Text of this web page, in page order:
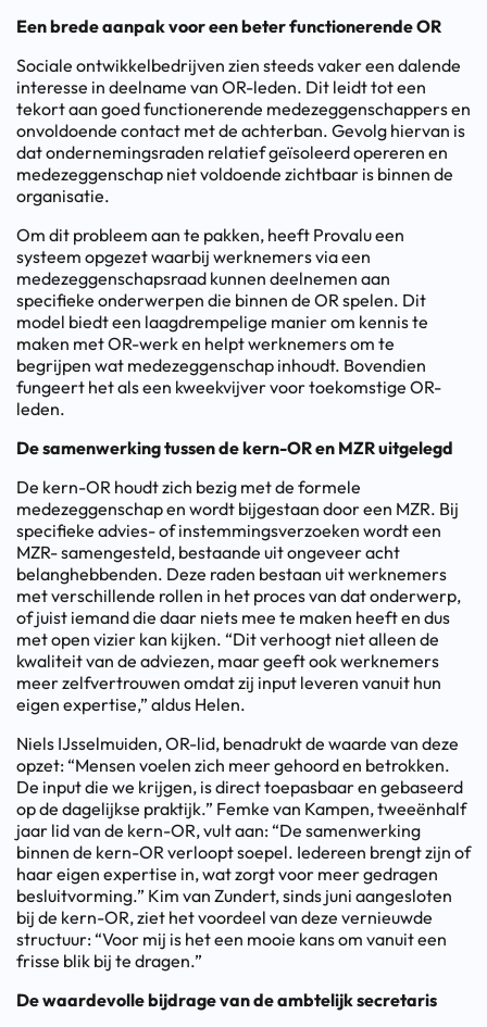
Een brede aanpak voor een beter functionerende OR
Sociale ontwikkelbedrijven zien steeds vaker een dalende
interesse in deelname van OR-leden. Dit leidt tot een
tekort aan goed functionerende medezeggenschappers en
onvoldoende contact met de achterban. Gevolg hiervan is
dat ondernemingsraden relatief geïsoleerd opereren en
medezeggenschap niet voldoende zichtbaar is binnen de
organisatie.
Om dit probleem aan te pakken, heeft Provalu een
systeem opgezet waarbij werknemers via een
medezeggenschapsraad kunnen deelnemen aan
specifieke onderwerpen die binnen de OR spelen. Dit
model biedt een laagdrempelige manier om kennis te
maken met OR-werk en helpt werknemers om te
begrijpen wat medezeggenschap inhoudt. Bovendien
fungeert het als een kweekvijver voor toekomstige OR-
leden.
De samenwerking tussen de kern-OR en MZR uitgelegd
De kern-OR houdt zich bezig met de formele
medezeggenschap en wordt bijgestaan door een MZR. Bij
specifieke advies- of instemmingsverzoeken wordt een
MZR- samengesteld, bestaande uit ongeveer acht
belanghebbenden. Deze raden bestaan uit werknemers
met verschillende rollen in het proces van dat onderwerp,
of juist iemand die daar niets mee te maken heeft en dus
met open vizier kan kijken. “Dit verhoogt niet alleen de
kwaliteit van de adviezen, maar geeft ook werknemers
meer zelfvertrouwen omdat zij input leveren vanuit hun
eigen expertise,” aldus Helen.
Niels IJsselmuiden, OR-lid, benadrukt de waarde van deze
opzet: “Mensen voelen zich meer gehoord en betrokken.
De input die we krijgen, is direct toepasbaar en gebaseerd
op de dagelijkse praktijk.” Femke van Kampen, tweeënhalf
jaar lid van de kern-OR, vult aan: “De samenwerking
binnen de kern-OR verloopt soepel. Iedereen brengt zijn of
haar eigen expertise in, wat zorgt voor meer gedragen
besluitvorming.” Kim van Zundert, sinds juni aangesloten
bij de kern-OR, ziet het voordeel van deze vernieuwde
structuur: “Voor mij is het een mooie kans om vanuit een
frisse blik bij te dragen.”
De waardevolle bijdrage van de ambtelijk secretaris